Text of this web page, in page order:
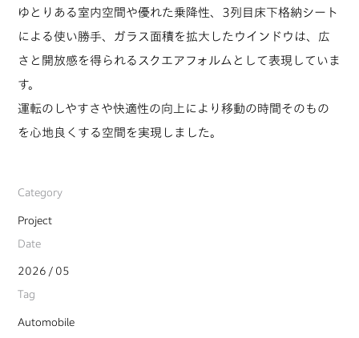
Category
Project
Date
2026 / 05
Tag
Automobile
ゆとりある室内空間や優れた乗降性、3列目床下格納シート
による使い勝手、ガラス面積を拡大したウインドウは、広
さと開放感を得られるスクエアフォルムとして表現していま
す。
運転のしやすさや快適性の向上により移動の時間そのもの
を心地良くする空間を実現しました。